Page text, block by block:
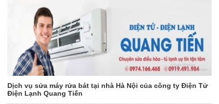
Dịch vụ sửa máy rửa bát tại nhà Hà Nội của công ty Điện Tử
Điện Lạnh Quang Tiến